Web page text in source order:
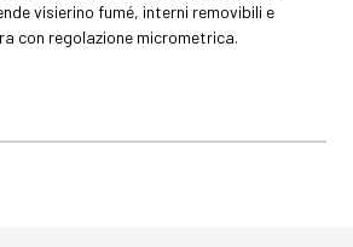
visierino fumé, interni removibili e
con regolazione micrometrica.